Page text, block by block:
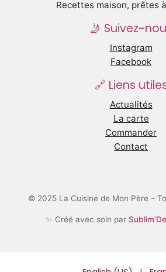
Recettes maison, prêtes
🤳 Suivez-
Instagram
Facebook
🔗 Liens
Actualités
La carte
Commander
Contact
© 2025 La Cuisine de Mon Père –
✨ Créé avec soin par